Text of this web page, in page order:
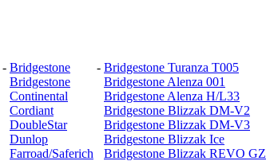
- Bridgestone
Bridgestone
Continental
Cordiant
DoubleStar
Dunlop
Farroad/Saferich
- Bridgestone Turanza T005
Bridgestone Alenza 001
Bridgestone Alenza H/L33
Bridgestone Blizzak DM-V2
Bridgestone Blizzak DM-V3
Bridgestone Blizzak Ice
Bridgestone Blizzak REVO GZ